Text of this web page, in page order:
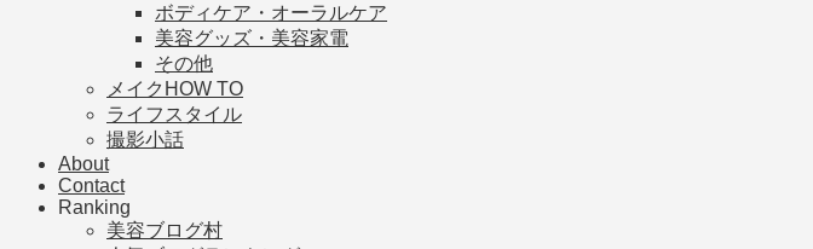
ボディケア・オーラルケア
美容グッズ・美容家電
その他
メイクHOW TO
ライフスタイル
撮影小話
About
Contact
Ranking
美容ブログ村